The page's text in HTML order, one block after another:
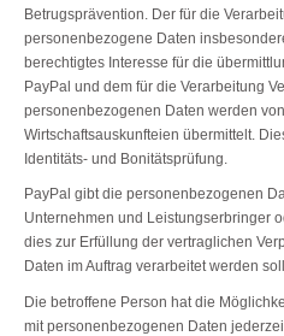
Betrugsprävention. Der für die
personenbezogene Daten
berechtigtes Interesse für die
PayPal und dem für die Verarbeitung
personenbezogenen Daten werden
Wirtschaftsauskunfteien übermittelt.
Identitäts- und Bonitätsprüfung.
PayPal gibt die personenbezogenen
Unternehmen und Leistungserbringer
dies zur Erfüllung der vertraglichen
Daten im Auftrag verarbeitet werden
Die betroffene Person hat die
mit personenbezogenen Daten